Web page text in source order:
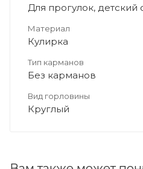
Для прогулок, детский
Материал
Кулирка
Тип карманов
Без карманов
Вид горловины
Круглый